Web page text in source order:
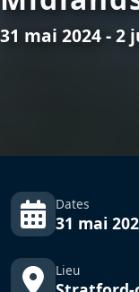
31 mai 2024 - 2
Dates
31 mai
Lieu